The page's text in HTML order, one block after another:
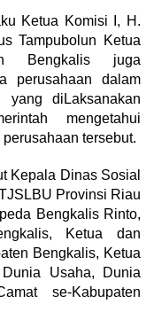
Ketua Komisi I, H.
Tampubolun Ketua
Bengkalis juga
perusahaan dalam
yang diLaksanakan
mengetahui
tersebut.
Kepala Dinas Sosial
Provinsi Riau
Bengkalis Rinto,
Ketua dan
Bengkalis, Ketua
Usaha, Dunia
se-Kabupaten